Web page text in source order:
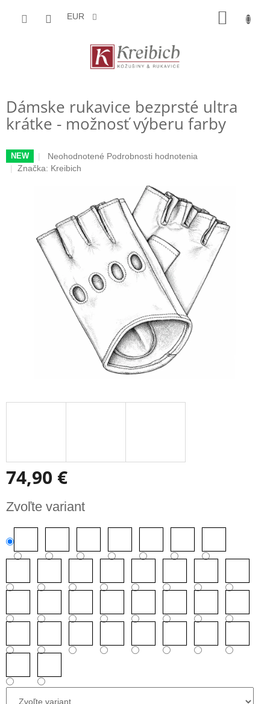
EUR
Dámske rukavice bezprsté ultra
krátke - možnosť výberu farby
NEW
Priemerné
hodnotenie
hviezdičiek.
Neohodnotené Podrobnosti hodnotenia
Značka: Kreibich
74,90 €
cena:
Zvoľte variant